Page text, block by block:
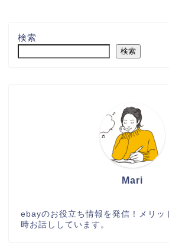
検索
検索
Mari
ebayのお役立ち情報を発信！メリッ
時お話ししています。